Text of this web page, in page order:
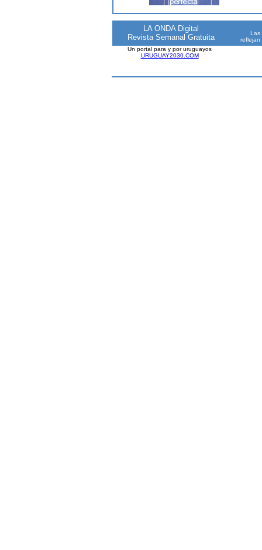
LA ONDA Digital
Revista Semanal Gratuita
Las
Un portal para y por uruguayos
URUGUAY2030.COM